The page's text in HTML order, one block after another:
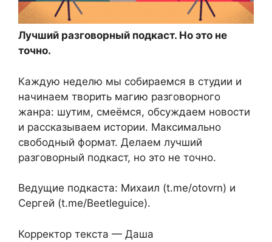
Лучший разговорный подкаст. Но это не
точно.
Каждую неделю мы собираемся в студии и
начинаем творить магию разговорного
жанра: шутим, смеёмся, обсуждаем новости
и рассказываем истории. Максимально
свободный формат. Делаем лучший
разговорный подкаст, но это не точно.
Ведущие подкаста: Михаил (t.me/otovrn) и
Сергей (t.me/Beetleguice).
Корректор текста — Даша